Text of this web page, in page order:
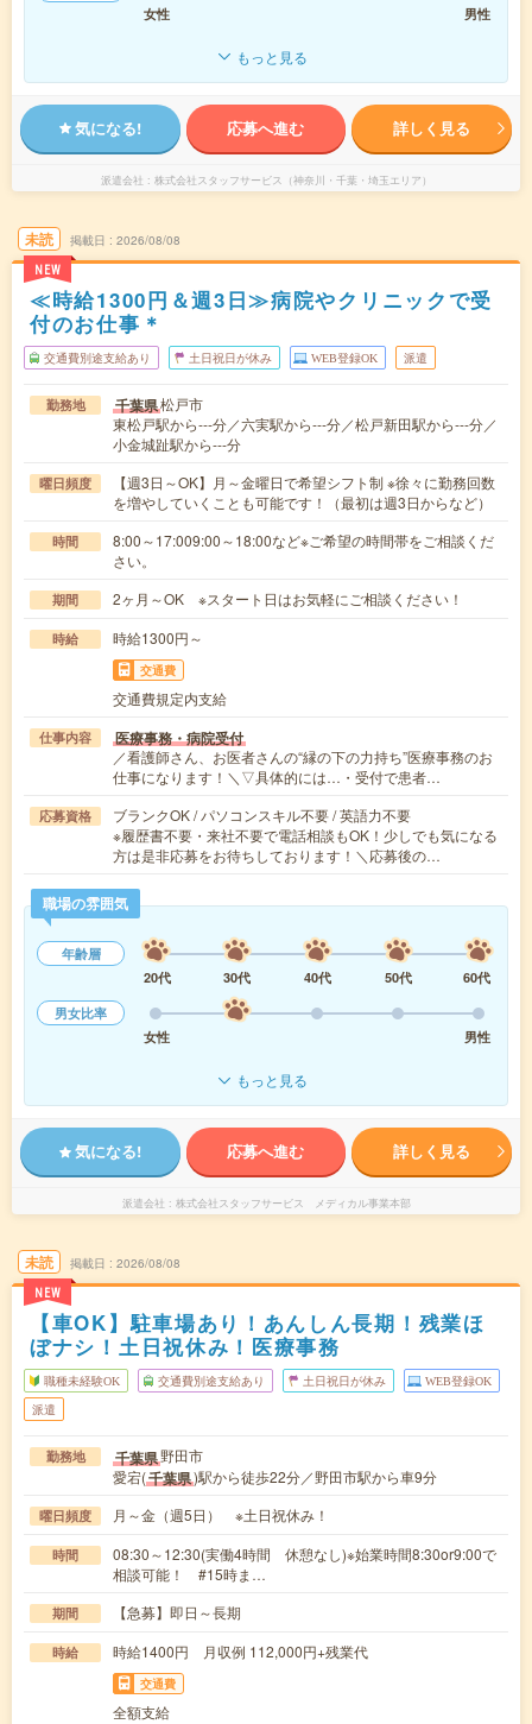
女性 男性
もっと見る
気になる! 応募へ進む 詳しく見る
派遣会社 株式会社スタッフサービス（神奈川・千葉・埼玉エリア）
未読
NEW
掲載日 2026/08/08
≪時給1300円＆週3日≫病院やクリニックで受
付のお仕事＊
交通費別途支給あり 土日祝日が休み WEB登録OK 派遣
勤務地 千葉県松戸市
東松戸駅から---分／六実駅から---分／松戸新田駅から---分／
小金城趾駅から---分
曜日頻度
【週3日～OK】月～金曜日で希望シフト制 ※徐々に勤務回数
を増やしていくことも可能です！（最初は週3日からなど）
時間
8:00～17:009:00～18:00など※ご希望の時間帯をご相談くだ
さい。
期間 2ヶ月～OK ※スタート日はお気軽にご相談ください！
時給 時給1300円～
交通費
交通費規定内支給
仕事内容 医療事務・病院受付
／看護師さん、お医者さんの“縁の下の力持ち”医療事務のお
仕事になります！＼▽具体的には…・受付で患者…
応募資格
ブランクOK / パソコンスキル不要 / 英語力不要
※履歴書不要・来社不要で電話相談もOK！少しでも気になる
方は是非応募をお待ちしております！＼応募後の…
職場の雰囲気
年齢層
20代
30代 40代 50代
60代
男女比率
女性
男性
もっと見る
気になる! 応募へ進む 詳しく見る
派遣会社 株式会社スタッフサービス メディカル事業本部
未読
NEW
掲載日 2026/08/08
【車OK】駐車場あり！あんしん長期！残業ほ
ぼナシ！土日祝休み！医療事務
職種未経験OK 交通費別途支給あり 土日祝日が休み WEB登録OK
派遣
勤務地 千葉県野田市
愛宕(千葉県)駅から徒歩22分／野田市駅から車9分
曜日頻度 月～金（週5日） ※土日祝休み！
時間
08:30～12:30(実働4時間 休憩なし)※始業時間8:30or9:00で
相談可能！ #15時ま…
期間 【急募】即日～長期
時給 時給1400円 月収例 112,000円+残業代
交通費
全額支給